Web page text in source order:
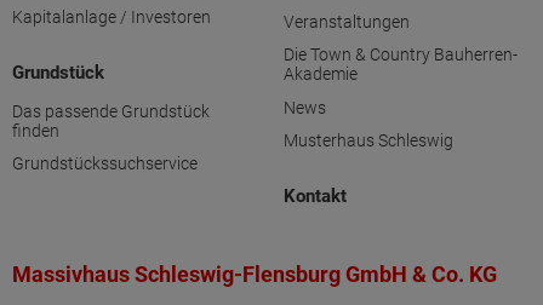
Kapitalanlage / Investoren
Grundstück
Das passende Grundstück
finden
Grundstückssuchservice
Veranstaltungen
Die Town & Country Bauherren-
Akademie
News
Musterhaus Schleswig
Kontakt
Massivhaus Schleswig-Flensburg GmbH & Co. KG